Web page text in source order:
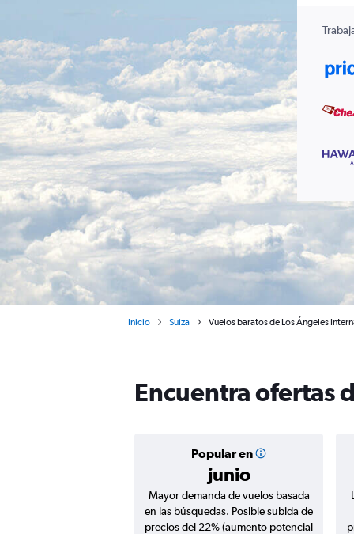
Inicio Suiza Vuelos baratos de Los Ángeles
Encuentra ofertas
Popular en
junio
Mayor demanda de vuelos basada
en las búsquedas. Posible subida de
precios del 22% (aumento potencial